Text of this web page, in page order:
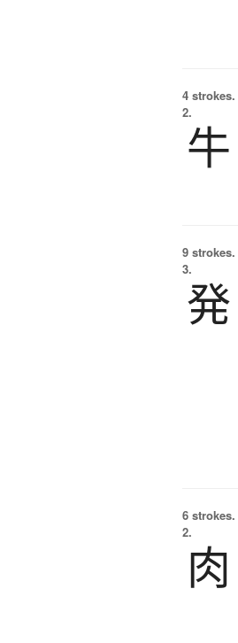
4 strokes.
2.
牛
9 strokes.
3.
発
6 strokes.
2.
肉